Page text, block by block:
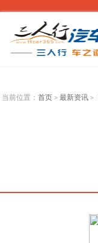
当前位置： 首页 > 最新资讯 >